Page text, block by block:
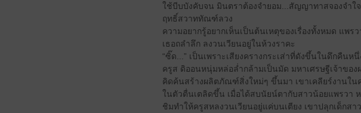
ใช้บีบบังคับจน มินตราต้องจำยอม...สัญญาทาสจองจำใจ
ฤทธิ์สวาททัณฑ์ลวง
ความอยากรู้อยากเห็นเป็นต้นเหตุของเรื่องทั้งหมด แพ
เธอถลำลึก ลงวนเวียนอยู่ในห้วงราคะ
“ซิ๊ด...” เป็นเพราะเสียงครางกระเส่าที่ดังขึ้นในดึกคืน
ครูส ดิออนหนุ่มหล่อล่ำกล้ามเป็นมัด มหาเศรษฐีเจ้าขอ
คิดค้นสร้างผลิตภัณฑ์สิ่งใหม่ๆ ขึ้นมา เขาเคลียร์งานใน
ในตัวตื่นเตลิดขึ้น เมื่อได้สบนัยน์ตากับสาวน้อยแพรวา
ชิมทำให้ครูสหลงวนเวียนอยู่แค่บนเตียง เขาปลุกเด็กส